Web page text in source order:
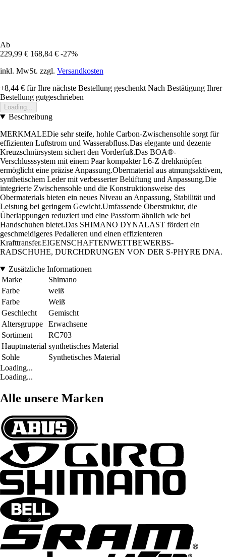
Ab
229,99 € 168,84 € -27%
inkl. MwSt. zzgl. Versandkosten
+8,44 € für Ihre nächste Bestellung geschenkt Nach Bestätigung Ihrer
Bestellung gutgeschrieben
Loading...
Beschreibung
MERKMALEDie sehr steife, hohle Carbon-Zwischensohle sorgt für
effizienten Luftstrom und Wasserabfluss.Das elegante und dezente
Kreuzschnürsystem sichert den Vorderfuß.Das BOA®-
Verschlusssystem mit einem Paar kompakter L6-Z drehknöpfen
ermöglicht eine präzise Anpassung.Obermaterial aus atmungsaktivem,
synthetischem Leder mit verbesserter Belüftung und Anpassung.Die
integrierte Zwischensohle und die Konstruktionsweise des
Obermaterials bieten ein neues Niveau an Anpassung, Stabilität und
Leistung bei geringem Gewicht.Umfassende Oberstruktur, die
Überlappungen reduziert und eine Passform ähnlich wie bei
Handschuhen bietet.Das SHIMANO DYNALAST fördert ein
geschmeidigeres Pedalieren und einen effizienteren
Krafttransfer.EIGENSCHAFTENWETTBEWERBS-
RADSCHUHE, DURCHDRUNGEN VON DER S-PHYRE DNA.
Zusätzliche Informationen
Marke
Shimano
Farbe
weiß
Farbe
Weiß
Geschlecht
Gemischt
Altersgruppe
Erwachsene
Sortiment
RC703
Hauptmaterial synthetisches Material
Sohle
Synthetisches Material
Loading...
Loading...
Alle unsere Marken